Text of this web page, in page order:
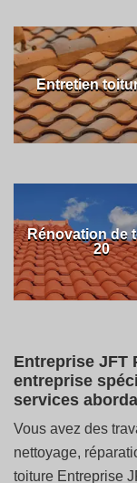
Entretien
Rénovation de
20
Entreprise JFT
entreprise
services
Vous avez des
nettoyage,
toiture Entreprise